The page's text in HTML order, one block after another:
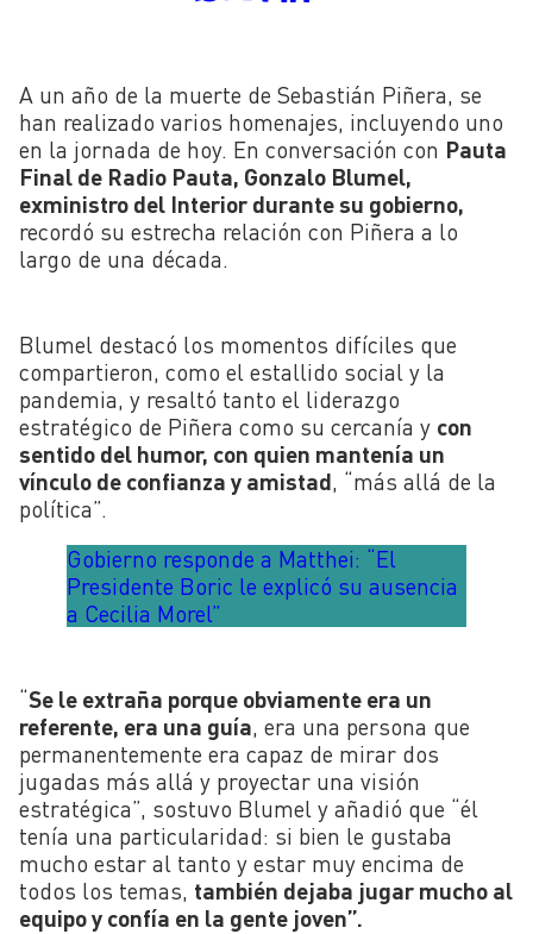
A un año de la muerte de Sebastián Piñera, se
han realizado varios homenajes, incluyendo uno
en la jornada de hoy. En conversación con Pauta
Final de Radio Pauta, Gonzalo Blumel,
exministro del Interior durante su gobierno,
recordó su estrecha relación con Piñera a lo
largo de una década.
Blumel destacó los momentos difíciles que
compartieron, como el estallido social y la
pandemia, y resaltó tanto el liderazgo
estratégico de Piñera como su cercanía y con
sentido del humor, con quien mantenía un
vínculo de confianza y amistad, “más allá de la
política”.
Gobierno responde a Matthei: “El
Presidente Boric le explicó su ausencia
a Cecilia Morel”
“Se le extraña porque obviamente era un
referente, era una guía, era una persona que
permanentemente era capaz de mirar dos
jugadas más allá y proyectar una visión
estratégica”, sostuvo Blumel y añadió que “él
tenía una particularidad: si bien le gustaba
mucho estar al tanto y estar muy encima de
todos los temas, también dejaba jugar mucho al
equipo y confía en la gente joven”.